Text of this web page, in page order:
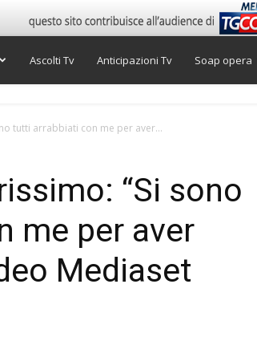
Ascolti Tv Anticipazioni Tv Soap opera
tutti arrabbiati con me per aver...
“Si sono
me per aver
Mediaset